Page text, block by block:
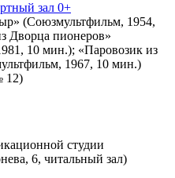
зал 0+
(Союзмультфильм, 1954,
Дворца пионеров»
10 мин.); «Паровозик из
1967, 10 мин.)
12)
студии
6, читальный зал)